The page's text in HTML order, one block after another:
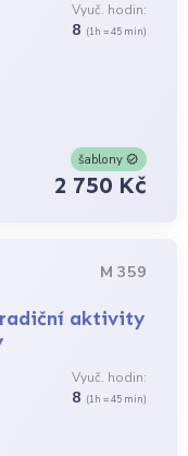
Vyuč. hodin:
8 (1h = 45 min)
šablony
2 750 Kč
M 359
aktivity
Vyuč. hodin:
8 (1h = 45 min)